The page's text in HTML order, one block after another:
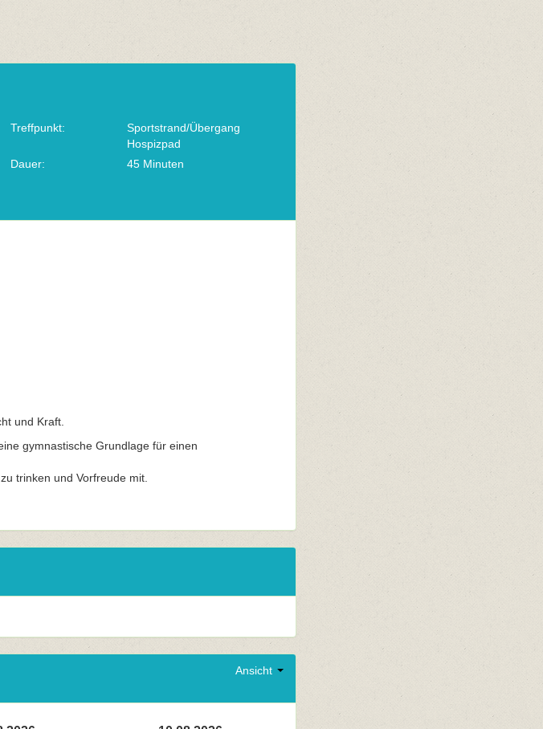
Treffpunkt:
Sportstrand/Übergang
Hospizpad
Dauer: 45 Minuten
und Kraft.
gymnastische Grundlage für einen
trinken und Vorfreude mit.
Ansicht